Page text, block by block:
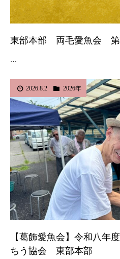
東部本部 両毛愛魚会
…
2026.8.2 2026年
【葛飾愛魚会】令和八
ちう協会 東部本部